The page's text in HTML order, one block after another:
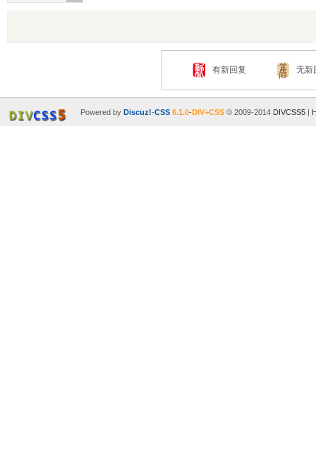
有新回复 无新
Powered by Discuz!-CSS 6.1.0-DIV+CSS© 2009-2014 DIVCSS5|